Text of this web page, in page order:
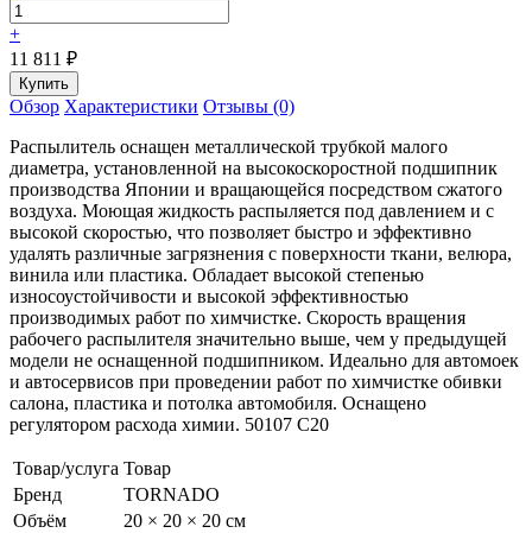
+
11 811 ₽
Обзор Характеристики Отзывы (0)
Распылитель оснащен металлической трубкой малого
диаметра, установленной на высокоскоростной подшипник
производства Японии и вращающейся посредством сжатого
воздуха. Моющая жидкость распыляется под давлением и с
высокой скоростью, что позволяет быстро и эффективно
удалять различные загрязнения с поверхности ткани, велюра,
винила или пластика. Обладает высокой степенью
износоустойчивости и высокой эффективностью
производимых работ по химчистке. Скорость вращения
рабочего распылителя значительно выше, чем у предыдущей
модели не оснащенной подшипником. Идеально для автомоек
и автосервисов при проведении работ по химчистке обивки
салона, пластика и потолка автомобиля. Оснащено
регулятором расхода химии. 50107 C20
Товар/услуга Товар
Бренд
TORNADO
Объём
20 × 20 × 20 см